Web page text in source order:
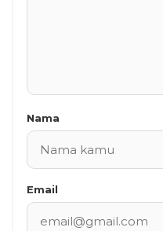
Nama
Email